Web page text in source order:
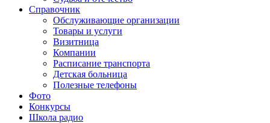
Справочник
Обслуживающие организации
Товары и услуги
Визитница
Компании
Расписание транспорта
Детская больница
Полезные телефоны
Фото
Конкурсы
Школа радио